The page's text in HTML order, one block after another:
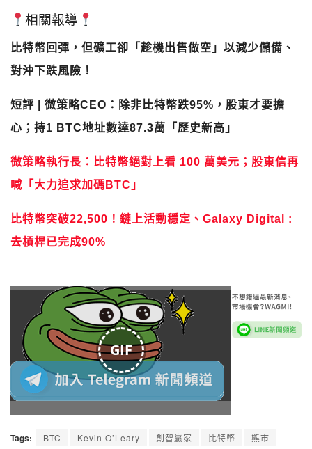
相關報導
比特幣回彈，但礦工卻「趁機出售做空」以減少儲備、
對沖下跌風險！
短評 | 微策略CEO：除非比特幣跌95%，股東才要擔
心；持1 BTC地址數達87.3萬「歷史新高」
微策略執行長：比特幣絕對上看 100 萬美元；股東信再
喊「大力追求加碼BTC」
比特幣突破22,500！鏈上活動穩定、Galaxy Digital :
去槓桿已完成90%
GIF
Tags: BTC Kevin O’Leary 創智贏家 比特幣 熊市